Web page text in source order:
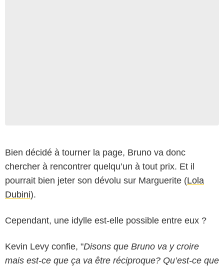
Bien décidé à tourner la page, Bruno va donc
chercher à rencontrer quelqu’un à tout prix. Et il
pourrait bien jeter son dévolu sur Marguerite (Lola
Dubini).
Cependant, une idylle est-elle possible entre eux ?
Kevin Levy confie, "Disons que Bruno va y croire
mais est-ce que ça va être réciproque? Qu’est-ce que